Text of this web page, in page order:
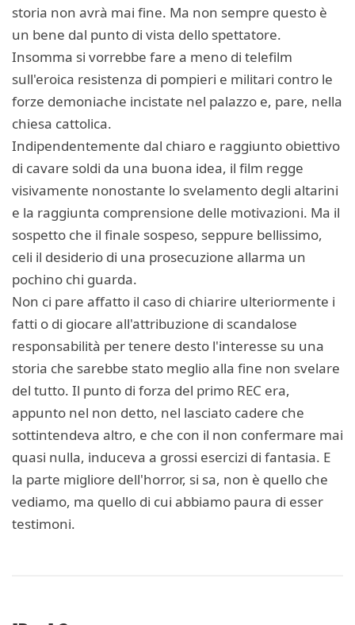
storia non avrà mai fine. Ma non sempre questo è
un bene dal punto di vista dello spettatore.
Insomma si vorrebbe fare a meno di telefilm
sull'eroica resistenza di pompieri e militari contro le
forze demoniache incistate nel palazzo e, pare, nella
chiesa cattolica.
Indipendentemente dal chiaro e raggiunto obiettivo
di cavare soldi da una buona idea, il film regge
visivamente nonostante lo svelamento degli altarini
e la raggiunta comprensione delle motivazioni. Ma il
sospetto che il finale sospeso, seppure bellissimo,
celi il desiderio di una prosecuzione allarma un
pochino chi guarda.
Non ci pare affatto il caso di chiarire ulteriormente i
fatti o di giocare all'attribuzione di scandalose
responsabilità per tenere desto l'interesse su una
storia che sarebbe stato meglio alla fine non svelare
del tutto. Il punto di forza del primo REC era,
appunto nel non detto, nel lasciato cadere che
sottintendeva altro, e che con il non confermare mai
quasi nulla, induceva a grossi esercizi di fantasia. E
la parte migliore dell'horror, si sa, non è quello che
vediamo, ma quello di cui abbiamo paura di esser
testimoni.